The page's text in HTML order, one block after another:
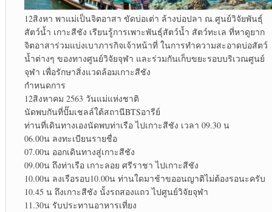
12สิงหา พาแม่เป็นจิตอาสา ขัดบ่อเต่า ล้างบ่อปลา ณ.ศูนย์วิจัยพันธุ์
สัตว์น้ำ เกาะสีชัง เรียนรู้การเพาะพันธุ์สัตว์น้ำ สัตว์ทะเล ที่หาดูยาก
จิตอาสาร่วมแบ่งเบาภารกิจเจ้าหน้าที่ ในการทำความสะอาดบ่อสัตว์
น้ำต่างๆ ของทางศูนย์วิจัยจุฬา และร่วมกันเก็บขยะรอบบริเวณศูนย์
จุฬา เพื่อรักษาสิ่งแวดล้อมเกาะสีชัง
กำหนดการ
12สิงหาคม 2563 วันแม่แห่งชาติ
นัดพบกันที่ปั๊มเชลล์ใต้สถานีBTSอารีย์
ท่านที่เดินทางเองนัดพบท่าเรือ ไปเกาะสีชัง เวลา 09.30 น
06.00น ลงทะเบียนรายชื่อ
07.00น ออกเดินทางสู่เกาะสีชัง
09.00น ถึงท่าเรือ เกาะลอย ศรีราชา ไปเกาะสีชัง
10.00น ลงเรือรอบ10.00น ท่านใดมาช้าขออนญาติไม่ต้องรอนะครับ
10.45 น ถึงเกาะสีชัง นั้งรถสองแถว ไปศูนย์วิจัยจุฬา
11.30น รับประทานอาหารเที่ยง